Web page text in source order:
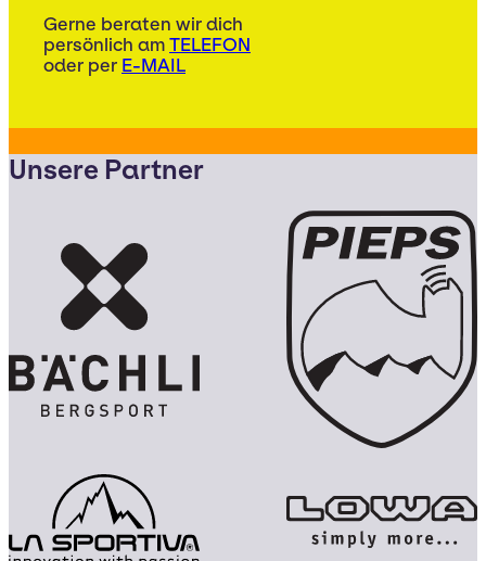
Gerne beraten wir dich
persönlich am TELEFON
oder per E-MAIL
Unsere Partner